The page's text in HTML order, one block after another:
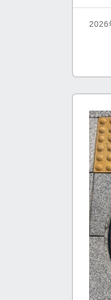
2026